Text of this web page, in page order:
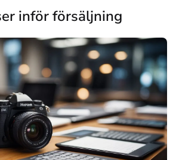
inför försäljning